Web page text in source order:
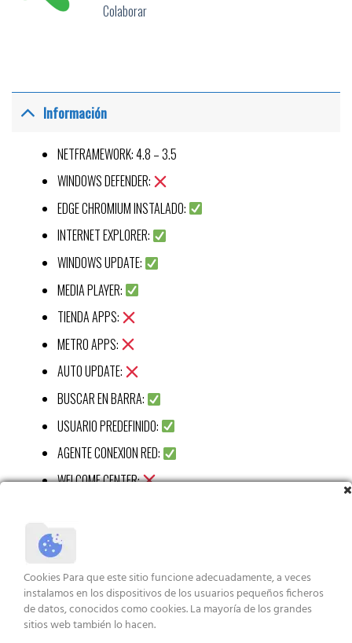
Colaborar
Información
NETFRAMEWORK: 4.8 – 3.5
WINDOWS DEFENDER:
EDGE CHROMIUM INSTALADO:
INTERNET EXPLORER:
WINDOWS UPDATE:
MEDIA PLAYER:
TIENDA APPS:
METRO APPS:
AUTO UPDATE:
BUSCAR EN BARRA:
USUARIO PREDEFINIDO:
AGENTE CONEXION RED:
WELCOME CENTER:
RECORTES APP:
STICKY APP:
VISUALIZ WIN 7:
XBOX APP:
Cookies Para que este sitio funcione adecuadamente, a veces
instalamos en los dispositivos de los usuarios pequeños ficheros
de datos, conocidos como cookies. La mayoría de los grandes
sitios web también lo hacen.